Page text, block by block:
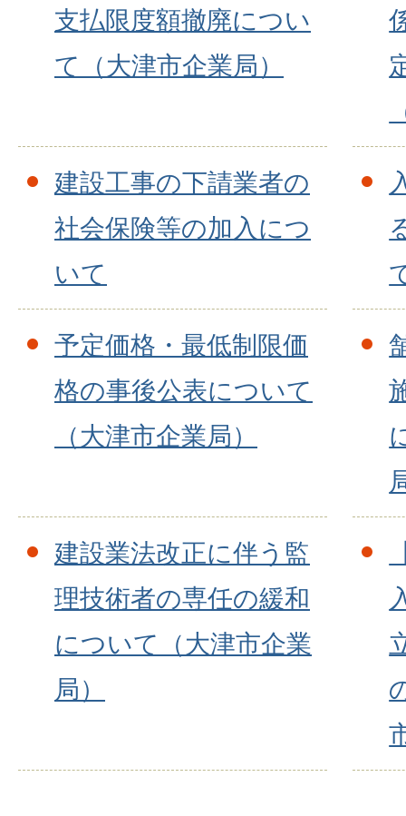
支払限度額撤廃につい
て（大津市企業局）
建設工事の下請業者の
社会保険等の加入につ
いて
予定価格・最低制限価
格の事後公表について
（大津市企業局）
建設業法改正に伴う監
理技術者の専任の緩和
について（大津市企業
局）